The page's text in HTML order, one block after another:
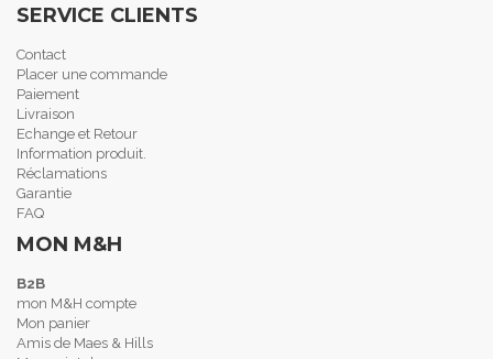
SERVICE CLIENTS
Contact
Placer une commande
Paiement
Livraison
Echange et Retour
Information produit.
Réclamations
Garantie
FAQ
MON M&H
B2B
mon M&H compte
Mon panier
Amis de Maes & Hills